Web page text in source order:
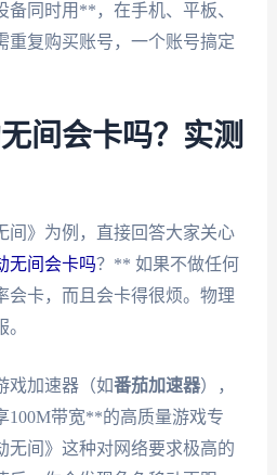
同时用**，在手机、平板、
重复购买账号，一个账号搞定
间会卡吗？实测
间》为例，直接回答大家关心
无间会卡吗？** 如果不做任何
会卡，而且会卡得很烦。物理
戏加速器（如番茄加速器），
100M带宽**的高质量游戏专
无间》这种对网络要求极高的